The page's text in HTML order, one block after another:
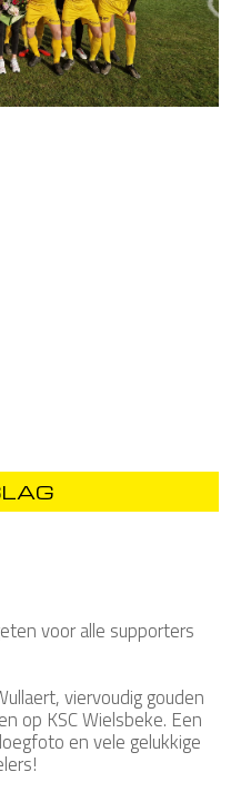
voor alle supporters
viervoudig gouden
op KSC Wielsbeke. Een
en vele gelukkige